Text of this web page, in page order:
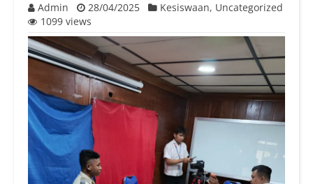
Admin 28/04/2025 Kesiswaan, Uncategorized
1099 views